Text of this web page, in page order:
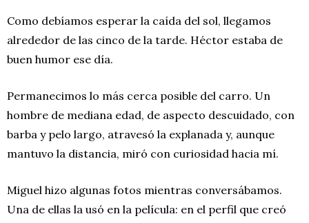
Como debíamos esperar la caída del sol, llegamos
alrededor de las cinco de la tarde. Héctor estaba de
buen humor ese día.
Permanecimos lo más cerca posible del carro. Un
hombre de mediana edad, de aspecto descuidado, con
barba y pelo largo, atravesó la explanada y, aunque
mantuvo la distancia, miró con curiosidad hacia mí.
Miguel hizo algunas fotos mientras conversábamos.
Una de ellas la usó en la película: en el perfil que creó